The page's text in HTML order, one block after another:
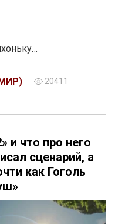
20411
и что про него
сценарий, а
как Гоголь